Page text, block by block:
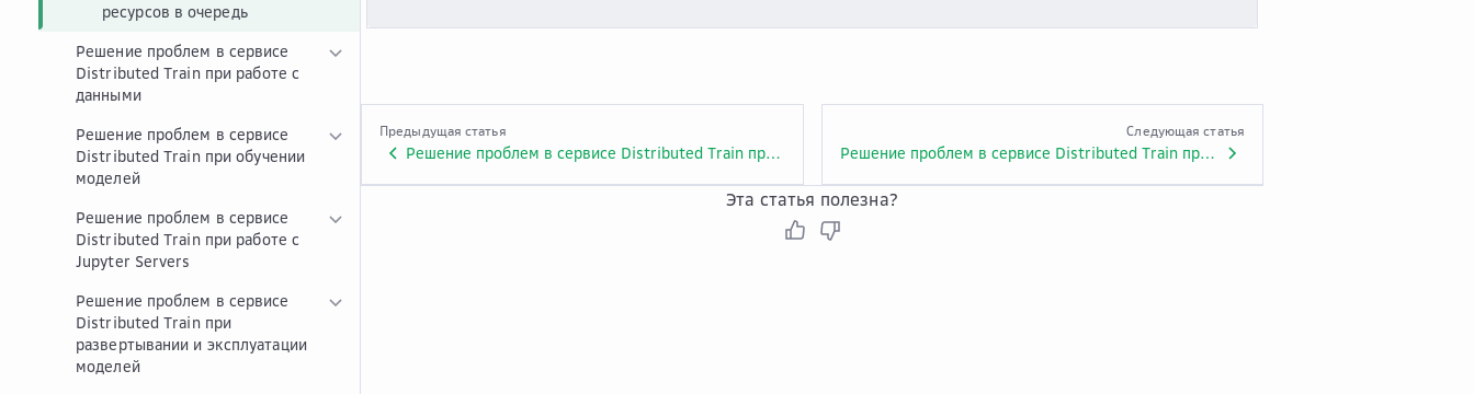
ресурсов в очередь
Решение проблем в сервисе
Distributed Train при работе с
данными
Решение проблем в сервисе
Distributed Train при обучении
моделей
Решение проблем в сервисе
Distributed Train при работе с
Jupyter Servers
Решение проблем в сервисе
Distributed Train при
развертывании и эксплуатации
моделей
Предыдущая статья
Решение проблем в сервисе Distributed Train при работе с аллокациями и очередями
Следующая статья
Решение проблем в сервисе Distributed Train при работе с данными
Эта статья полезна?